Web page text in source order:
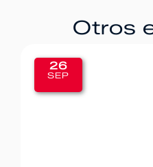
Otros
26
SEP